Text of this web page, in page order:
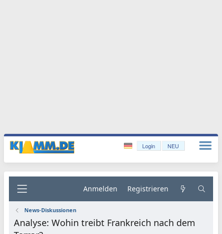
Login NEU
Anmelden Registrieren
News-Diskussionen
Analyse: Wohin treibt Frankreich nach dem